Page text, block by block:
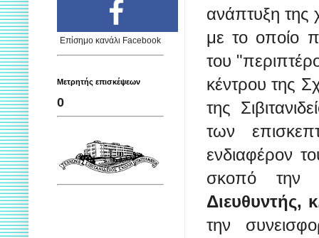
ανάπτυξη της
με το οποίο
του
κέντρου της
της
των
ενδιαφέρον
σκοπό την
Διευθυντής,
την
Επίσημο κανάλι Facebook
Μετρητής επισκέψεων
0